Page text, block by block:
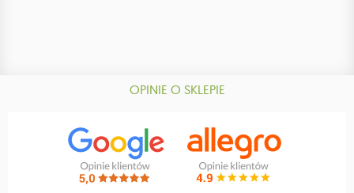
OPINIE O SKLEPIE